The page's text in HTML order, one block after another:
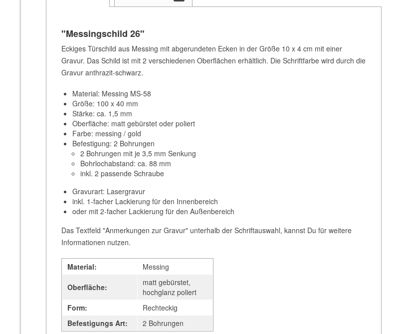
"Messingschild 26"
Eckiges Türschild aus Messing mit abgerundeten Ecken in der Größe 10 x 4 cm mit einer
Gravur. Das Schild ist mit 2 verschiedenen Oberflächen erhältlich. Die Schriftfarbe wird durch die
Gravur anthrazit-schwarz.
Material: Messing MS-58
Größe: 100 x 40 mm
Stärke: ca. 1,5 mm
Oberfläche: matt gebürstet oder poliert
Farbe: messing / gold
Befestigung: 2 Bohrungen
2 Bohrungen mit je 3,5 mm Senkung
Bohrlochabstand: ca. 88 mm
inkl. 2 passende Schraube
Gravurart: Lasergravur
inkl. 1-facher Lackierung für den Innenbereich
oder mit 2-facher Lackierung für den Außenbereich
Das Textfeld "Anmerkungen zur Gravur" unterhalb der Schriftauswahl, kannst Du für weitere
Informationen nutzen.
Material: Messing
Oberfläche:
matt gebürstet,
hochglanz poliert
Form:
Rechteckig
Befestigungs Art:
2 Bohrungen